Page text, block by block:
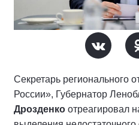
Секретарь регионального
России», Губернатор
Дрозденко отреагировал